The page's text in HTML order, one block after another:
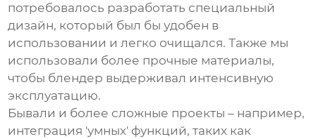
потребовалось разработать специальный
дизайн, который был бы удобен в
использовании и легко очищался. Также мы
использовали более прочные материалы,
чтобы блендер выдерживал интенсивную
эксплуатацию.
Бывали и более сложные проекты – например,
интеграция 'умных' функций, таких как